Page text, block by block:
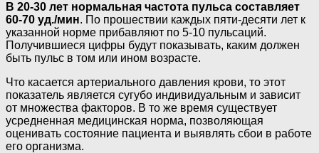
В 20-30 лет нормальная частота пульса составляет
60-70 уд./мин. По прошествии каждых пяти-десяти лет к
указанной норме прибавляют по 5-10 пульсаций.
Получившиеся цифры будут показывать, каким должен
быть пульс в том или ином возрасте.
Что касается артериального давления крови, то этот
показатель является сугубо индивидуальным и зависит
от множества факторов. В то же время существует
усредненная медицинская норма, позволяющая
оценивать состояние пациента и выявлять сбои в работе
его организма.